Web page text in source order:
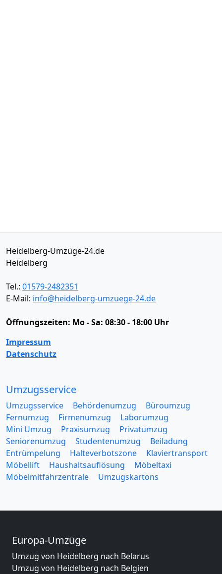
Heidelberg-Umzüge-24.de
Heidelberg
Tel.: 01579-2482351
E-Mail: info@heidelberg-umzuege-24.de
Öffnungszeiten: Mo - Sa: 08:30 - 18:00 Uhr
Impressum
Datenschutz
Umzugsservice
Umzugsservice Behördenumzug
Büroumzug
Fernumzug
Firmenumzug
Laborumzug
Mini Umzug
Praxisumzug
Privatumzug
Seniorenumzug
Studentenumzug
Beiladung
Entrümpelung
Halteverbotszone
Klaviertransport
Möbellift
Haushaltsauflösung
Möbeltaxi
Möbelmitfahrzentrale
Umzugskartons
Europa-Umzüge
Umzug von Heidelberg nach Belarus
Umzug von Heidelberg nach Belgien